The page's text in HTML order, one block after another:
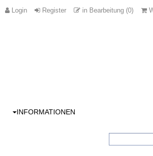
Login Register in Bearbeitung (0)
INFORMATIONEN